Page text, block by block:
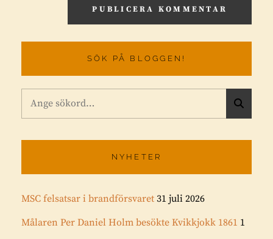
SÖK PÅ BLOGGEN!
efter:
NYHETER
MSC felsatsar i brandförsvaret 31 juli 2026
Målaren Per Daniel Holm besökte Kvikkjokk 1861 1